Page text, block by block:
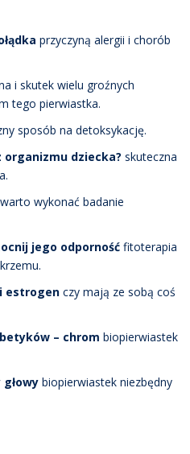
przyczyną alergii i chorób
i skutek wielu groźnych
tego pierwiastka.
sposób na detoksykację.
organizmu dziecka? skuteczna
wykonać badanie
jego odporność fitoterapia
estrogen czy mają ze sobą coś
– chrom biopierwiastek
głowy biopierwiastek niezbędny